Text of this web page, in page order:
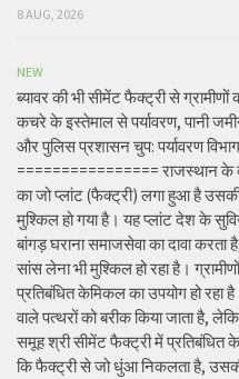
8 AUG, 2026
NEW
ब्यावर की भी सीमेंट फैक्ट्री से
कचरे के इस्तेमाल से पर्यावरण, पानी
और पुलिस प्रशासन चुप: पर्यावरण
================ राजस्थान के
का जो प्लांट (फैक्ट्री) लगा हुआ है
मुश्किल हो गया है। यह प्लांट देश के
बांगड़ घराना समाजसेवा का दावा करता
सांस लेना भी मुश्किल हो रहा है।
प्रतिबंधित केमिकल का उपयोग हो
वाले पत्थरों को बरीक किया जाता है,
समूह श्री सीमेंट फैक्ट्री में प्रतिबंधित
कि फैक्ट्री से जो धुंआ निकलता है,